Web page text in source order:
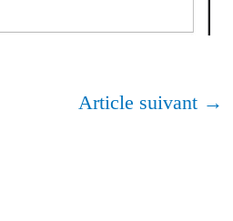
Article suivant →